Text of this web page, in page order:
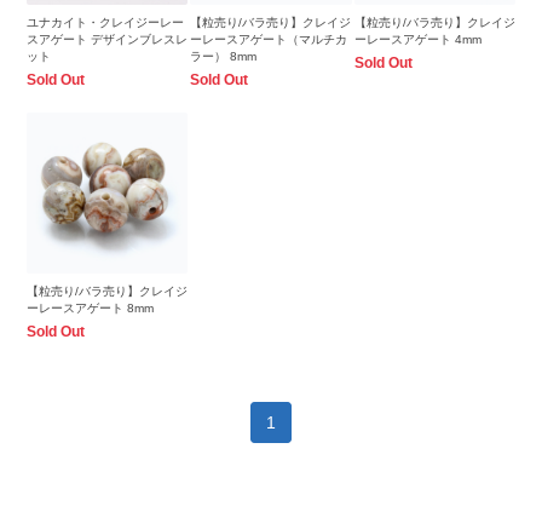
ユナカイト・クレイジーレー
スアゲート デザインブレスレ
ット
Sold Out
【粒売り/バラ売り】クレイジ
ーレースアゲート（マルチカ
ラー） 8mm
Sold Out
【粒売り/バラ売り】クレイジ
ーレースアゲート 4mm
Sold Out
【粒売り/バラ売り】クレイジ
ーレースアゲート 8mm
Sold Out
1